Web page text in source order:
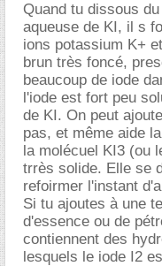
Quand tu dissous
aqueuse de KI, il s
ions potassium K+
brun très foncé,
beaucoup de iode
l'iode est fort peu
de KI. On peut
pas, et même aide
la molécuel KI3 (ou
trrès solide. Elle se
refoirmer l'instant
Si tu ajoutes à une
d'essence ou de
contiennent des
lesquels le iode I2